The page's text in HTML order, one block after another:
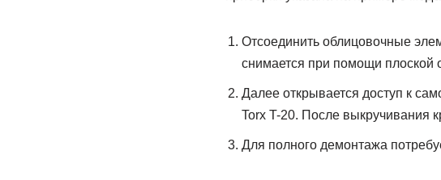
Отсоединить облицовочные
снимается при помощи плоской
Далее открывается доступ к
Torx T-20. После выкручивания
Для полного демонтажа